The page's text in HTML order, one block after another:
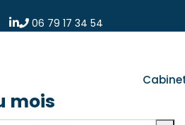
06 79 17 34 54
mois